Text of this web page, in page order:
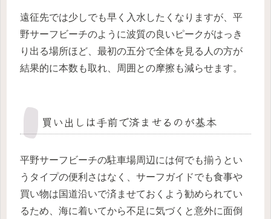
遠征先では少しでも早く入水したくなりますが、平
野サーフビーチのように波質の良いピークがはっき
り出る場所ほど、最初の五分で全体を見る人の方が
結果的に本数も取れ、周囲との摩擦も減らせます。
買い出しは手前で済ませるのが基本
平野サーフビーチの駐車場周辺には何でも揃うとい
うタイプの便利さはなく、サーフガイドでも食事や
買い物は国道沿いで済ませておくよう勧められてい
るため、海に着いてから不足に気づくと意外に面倒